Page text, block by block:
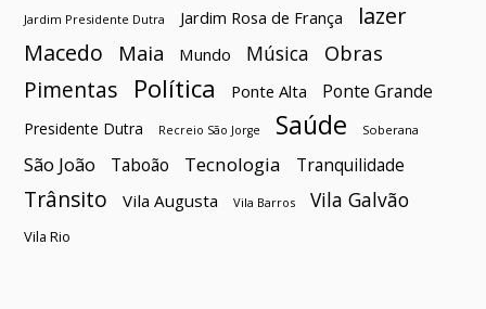
Jardim Presidente Dutra Jardim Rosa de França
lazer
Macedo
Maia Mundo Música Obras
Pimentas Política Ponte Alta Ponte Grande
Presidente Dutra Recreio São Jorge Saúde Soberana
São João Taboão Tecnologia Tranquilidade
Trânsito Vila Augusta Vila Barros Vila Galvão
Vila Rio